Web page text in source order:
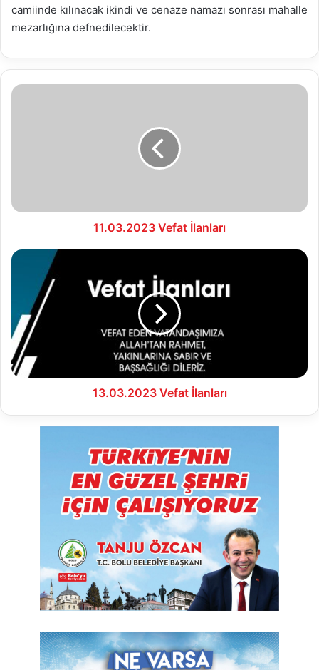
camiinde kılınacak ikindi ve cenaze namazı sonrası mahalle
mezarlığına defnedilecektir.
11.03.2023
11.03.2023 Vefat İlanları
13.03.2023
13.03.2023 Vefat İlanları